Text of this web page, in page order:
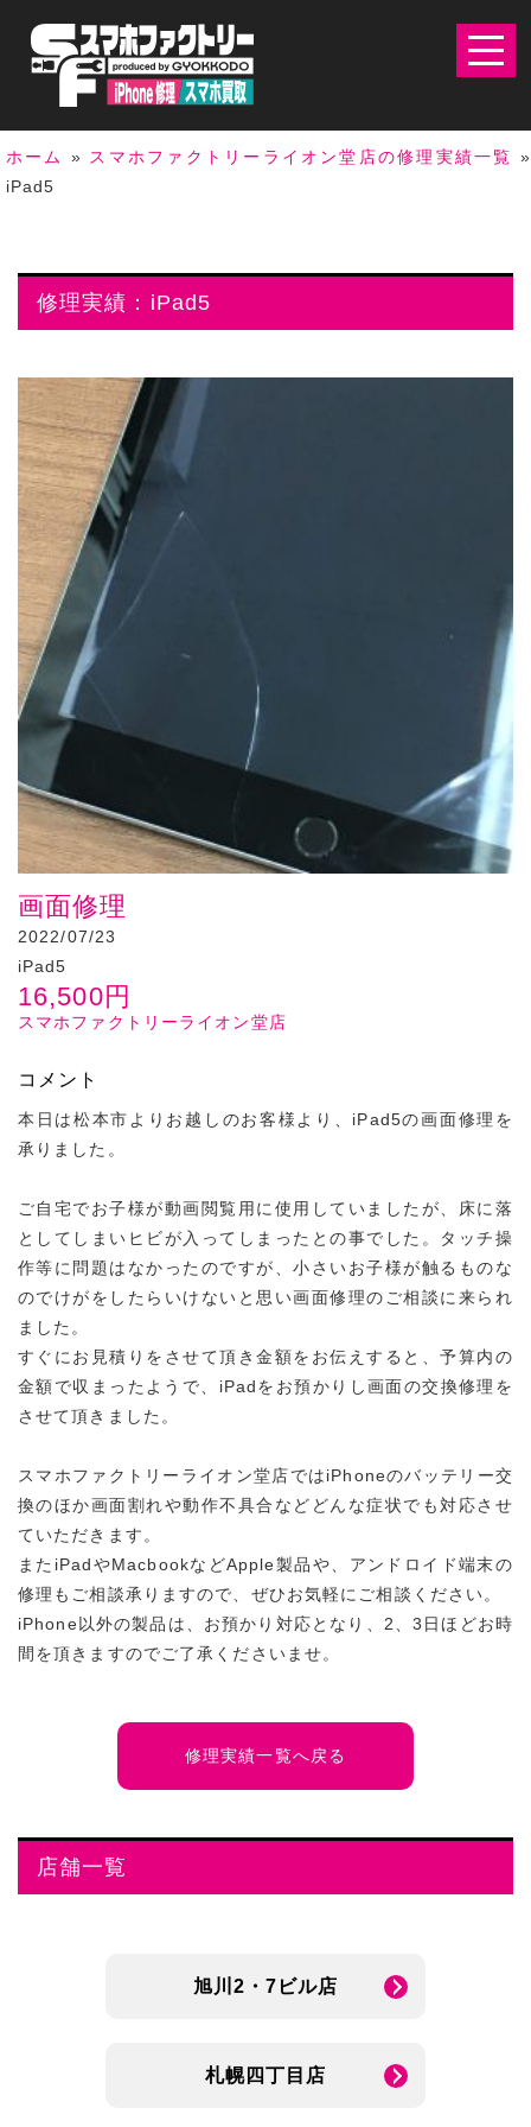
ホーム » スマホファクトリーライオン堂店の修理実績一覧 »
iPad5
修理実績：iPad5
画面修理
2022/07/23
iPad5
16,500 円
スマホファクトリーライオン堂店
コメント
本日は松本市よりお越しのお客様より、iPad5の画面修理を
承りました。
ご自宅でお子様が動画閲覧用に使用していましたが、床に落
としてしまいヒビが入ってしまったとの事でした。タッチ操
作等に問題はなかったのですが、小さいお子様が触るものな
のでけがをしたらいけないと思い画面修理のご相談に来られ
ました。
すぐにお見積りをさせて頂き金額をお伝えすると、予算内の
金額で収まったようで、iPadをお預かりし画面の交換修理を
させて頂きました。
スマホファクトリーライオン堂店ではiPhoneのバッテリー交
換のほか画面割れや動作不具合などどんな症状でも対応させ
ていただきます。
またiPadやMacbookなどApple製品や、アンドロイド端末の
修理もご相談承りますので、ぜひお気軽にご相談ください。
iPhone以外の製品は、お預かり対応となり、2、3日ほどお時
間を頂きますのでご了承くださいませ。
修理実績一覧へ戻る
店舗一覧
旭川2・7ビル店
札幌四丁目店